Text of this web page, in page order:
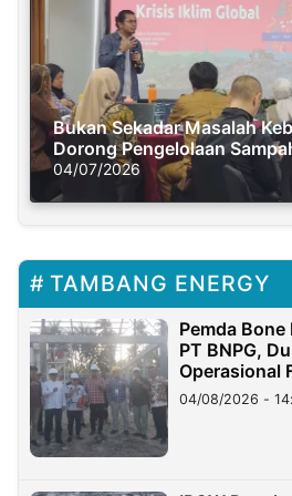
Bukan Sekadar Masalah
Dorong Pengelolaan
Solusi Krisis Iklim
04/07/2026
TAMBANG ENERGY
Pemda
PT BNPG,
Operasional
04/08/2026 -